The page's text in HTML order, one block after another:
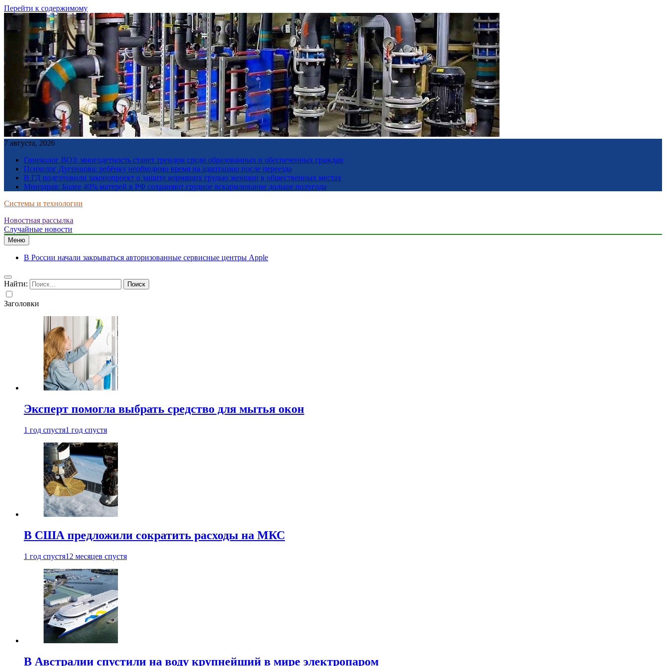
Перейти к содержимому
7 августа, 2026
Гинеколог ВОЗ: многодетность станет трендом среди образованных и обеспеченных граждан
Психолог Дугенцова: ребёнку необходимо время на адаптацию после переезда
В ГД подготовили законопроект о защите кормящих грудью женщин в общественных местах
Минздрав: Более 40% матерей в РФ сохраняют грудное вскармливание дольше полугода
Системы и технологии
Новостная рассылка
Случайные новости
Меню
В России начали закрываться авторизованные сервисные центры Apple
Найти:
Заголовки
Эксперт помогла выбрать средство для мытья окон
1 год спустя1 год спустя
В США предложили сократить расходы на МКС
1 год спустя12 месяцев спустя
В Австралии спустили на воду крупнейший в мире электропаром